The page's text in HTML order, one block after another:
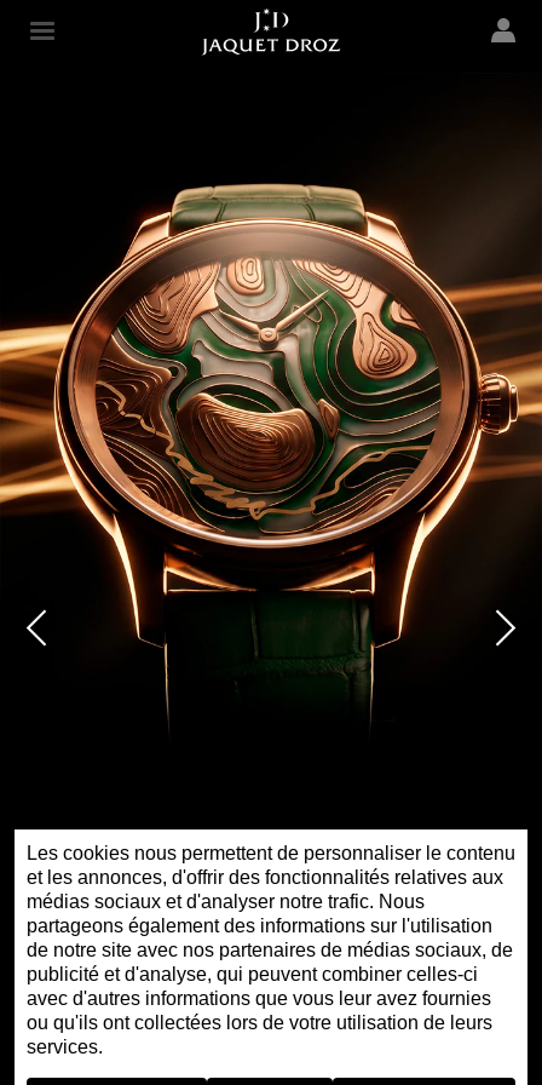
Les cookies nous permettent de personnaliser le contenu
et les annonces, d'offrir des fonctionnalités relatives aux
médias sociaux et d'analyser notre trafic. Nous
partageons également des informations sur l'utilisation
de notre site avec nos partenaires de médias sociaux, de
publicité et d'analyse, qui peuvent combiner celles-ci
avec d'autres informations que vous leur avez fournies
ou qu'ils ont collectées lors de votre utilisation de leurs
services.
content
Jaquet Droz
PETITE HEURE MINUTE OR ROUGE - GOLDEN
ROAD